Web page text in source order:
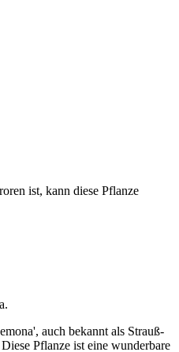
ist, kann diese Pflanze
auch bekannt als Strauß-
Pflanze ist eine wunderbare